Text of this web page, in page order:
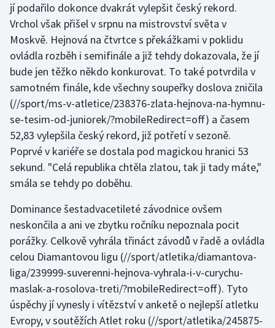
Plážový volejbal
Ragby
Rychlobruslení
Rychlostní kanoistika
Short track
Sportovní střelba
Triatlon
Veslování
Vodní slalom
Volejbal
jí podařilo dokonce dvakrát vylepšit český rekord.
Vrchol však přišel v srpnu na mistrovství světa v
Moskvě. Hejnová na čtvrtce s překážkami v poklidu
ovládla rozběh i semifinále a již tehdy dokazovala, že jí
bude jen těžko někdo konkurovat. To také potvrdila v
samotném finále, kde všechnysoupeřky doslova zničila
(//sport/ms-v-atletice/238376-zlata-hejnova-na-hymnu-
se-tesim-od-juniorek/?mobileRedirect=off) a časem
52,83 vylepšila český rekord, již potřetí v sezoně.
Poprvé v kariéře se dostala pod magickou hranici 53
sekund. "Celá republika chtěla zlatou, tak ji tady máte,"
smála se tehdy po doběhu.
Dominance šestadvacetileté závodnice ovšem
neskončila a ani ve zbytku ročníku nepoznala pocit
porážky. Celkově vyhrála třináct závodů v řadě a ovládla
celou Diamantovou ligu (//sport/atletika/diamantova-
liga/239999-suverenni-hejnova-vyhrala-i-v-curychu-
maslak-a-rosolova-treti/?mobileRedirect=off). Tyto
úspěchy jí vynesly i vítězství v anketě o nejlepší atletku
Evropy, v soutěžích Atlet roku (//sport/atletika/245875-